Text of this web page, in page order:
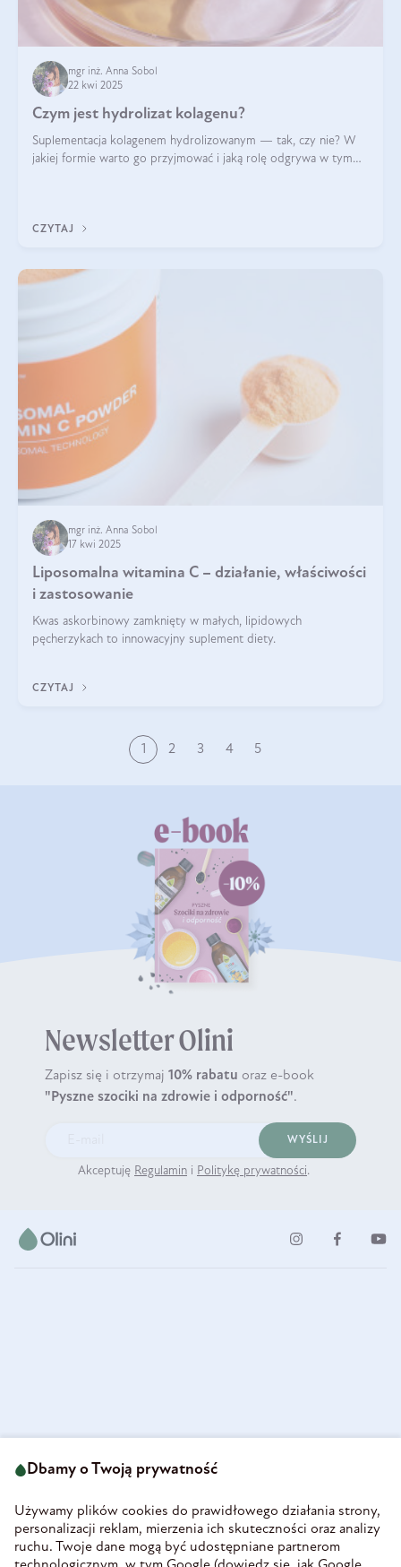
mgr inż. Anna Sobol
22 kwi 2025
Czym jest hydrolizat kolagenu?
Suplementacja kolagenem hydrolizowanym — tak, czy nie? W
jakiej formie warto go przyjmować i jaką rolę odgrywa w tym
CZYTAJ
mgr inż. Anna Sobol
17 kwi 2025
Liposomalna witamina C – działanie, właściwości
i zastosowanie
Kwas askorbinowy zamknięty w małych, lipidowych
pęcherzykach to innowacyjny suplement diety.
CZYTAJ
1 2 3 4 5
Newsletter Olini
Zapisz się i otrzymaj 10% rabatu oraz e-book
"Pyszne szociki na zdrowie i odporność".
WYŚLIJ
Akceptuję Regulamin i Politykę prywatności.
58-160 Świebodzice
REGON 890213034
INFORMACJE
Dbamy o Twoją prywatność
Używamy plików cookies do prawidłowego działania strony,
personalizacji reklam, mierzenia ich skuteczności oraz analizy
ruchu. Twoje dane mogą być udostępniane partnerom